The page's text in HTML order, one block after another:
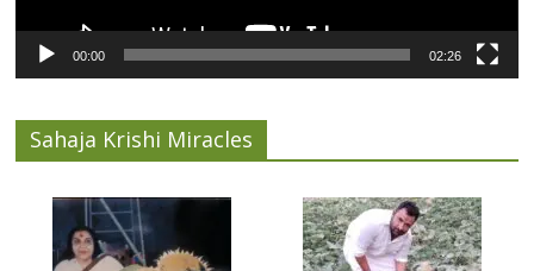
00:00 02:26
Sahaja Krishi Miracles